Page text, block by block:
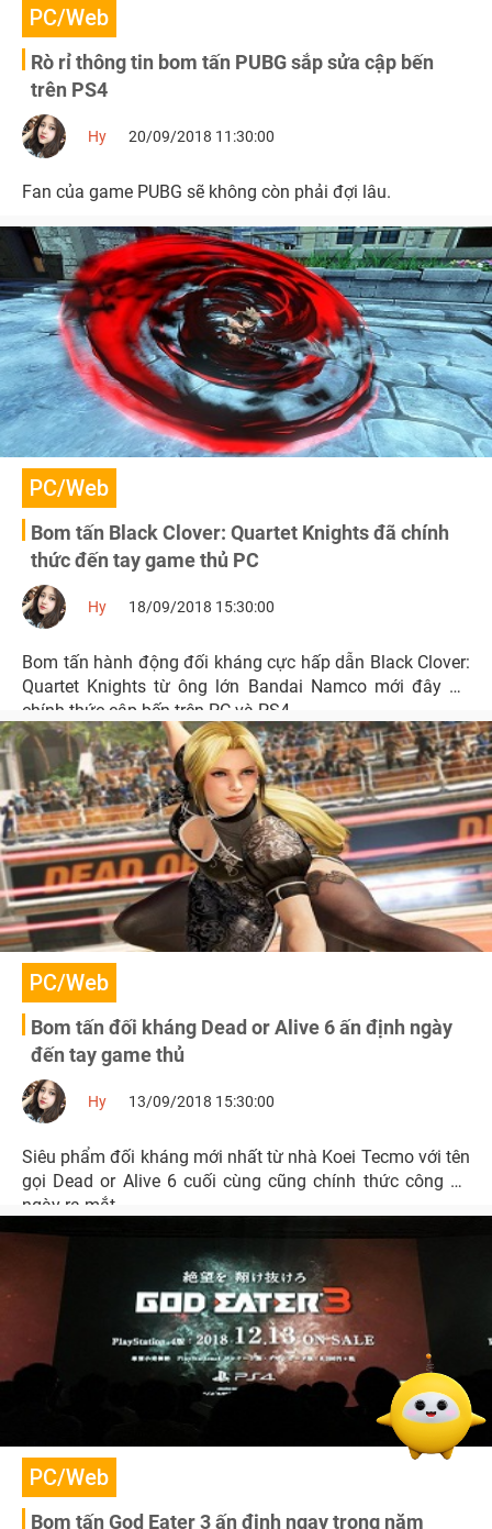
PC/Web
Rò rỉ thông tin bom tấn PUBG sắp sửa cập bến
trên PS4
Hy 20/09/2018 11:30:00
Fan của game PUBG sẽ không còn phải đợi lâu.
PC/Web
Bom tấn Black Clover: Quartet Knights đã chính
thức đến tay game thủ PC
Hy 18/09/2018 15:30:00
Bom tấn hành động đối kháng cực hấp dẫn Black Clover:
Quartet Knights từ ông lớn Bandai Namco mới đây đã
chính thức cập bến trên PC và PS4.
PC/Web
Bom tấn đối kháng Dead or Alive 6 ấn định ngày
đến tay game thủ
Hy 13/09/2018 15:30:00
Siêu phẩm đối kháng mới nhất từ nhà Koei Tecmo với tên
gọi Dead or Alive 6 cuối cùng cũng chính thức công bố
ngày ra mắt.
PC/Web
Bom tấn God Eater 3 ấn định ngay trong năm